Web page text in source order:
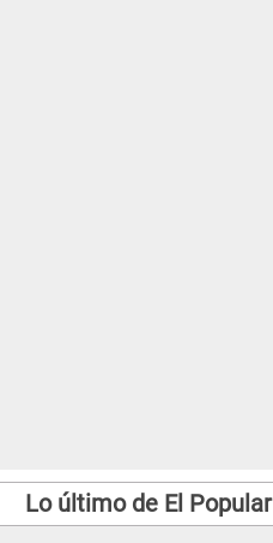
Lo último de El Popular